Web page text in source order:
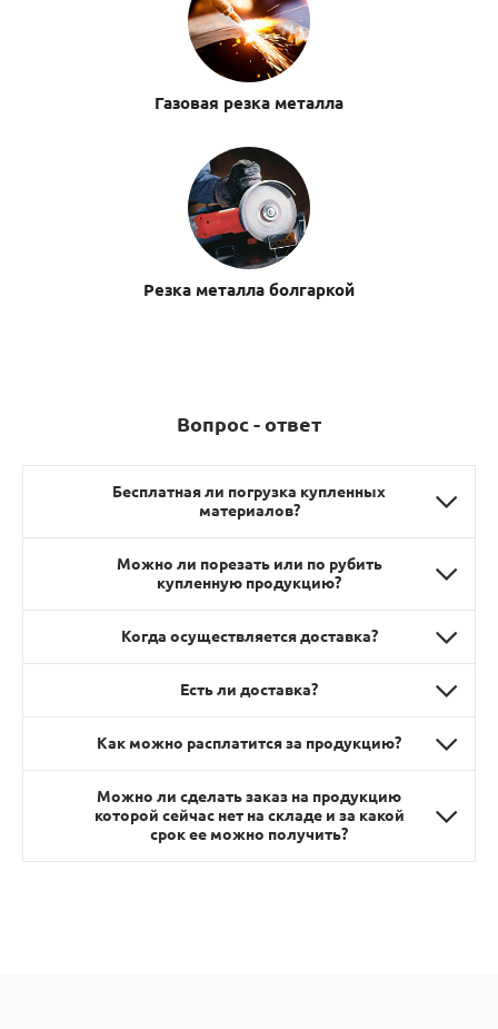
Газовая резка металла
Резка металла болгаркой
Вопрос - ответ
Бесплатная ли погрузка купленных
материалов?
Можно ли порезать или по рубить
купленную продукцию?
Когда осуществляется доставка?
Есть ли доставка?
Как можно расплатится за продукцию?
Можно ли сделать заказ на продукцию
которой сейчас нет на складе и за какой
срок ее можно получить?